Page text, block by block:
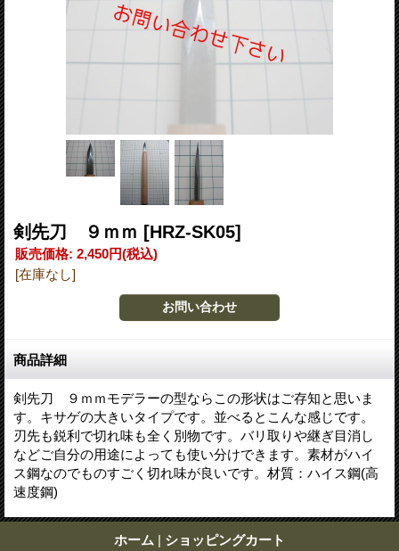
剣先刀 ９ｍｍ [HRZ-SK05]
販売価格: 2,450円(税込)
[在庫なし]
商品詳細
剣先刀 ９ｍｍモデラーの型ならこの形状はご存知と思いま
す。キサゲの大きいタイプです。並べるとこんな感じです。
刃先も鋭利で切れ味も全く別物です。バリ取りや継ぎ目消し
などご自分の用途によっても使い分けできます。素材がハイ
ス鋼なのでものすごく切れ味が良いです。材質：ハイス鋼(高
速度鋼)
ホーム | ショッピングカート